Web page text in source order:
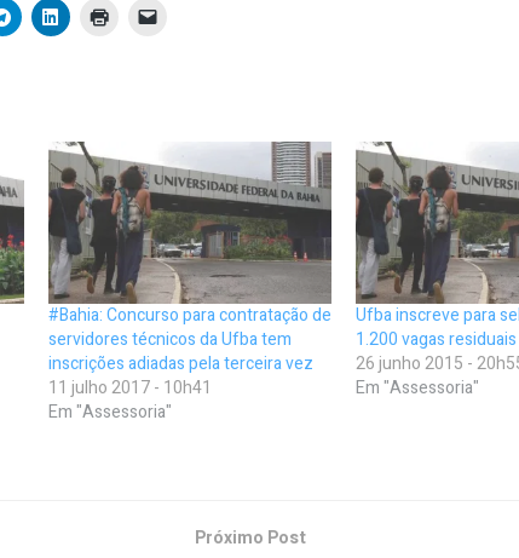
#Bahia: Concurso para contratação de
servidores técnicos da Ufba tem
inscrições adiadas pela terceira vez
11 julho 2017 - 10h41
Em "Assessoria"
Ufba inscreve para
1.200 vagas residuais
26 junho 2015 -
Em "Assessoria"
Próximo Post